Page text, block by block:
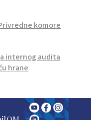
komore
internog audita
hrane